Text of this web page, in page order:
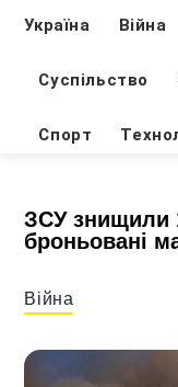
Україна Війна
Суспільство
Спорт
ЗСУ знищили
броньовані
Війна